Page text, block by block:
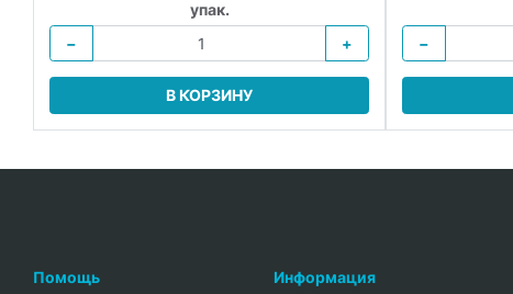
упак.
−
+
В КОРЗИНУ
−
Помощь Информация